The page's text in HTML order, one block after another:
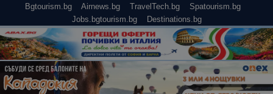
Bgtourism.bg Airnews.bg TravelTech.bg
Spatourism.bg
Jobs.bgtourism.bg
Destinations.bg